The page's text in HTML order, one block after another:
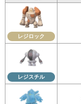
レジロック
レジスチル